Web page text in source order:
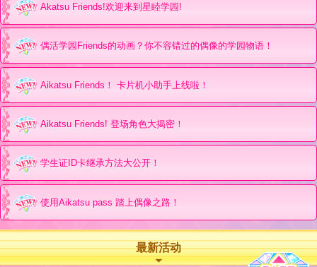
Akatsu Friends!欢迎来到星睦学园!
偶活学园Friends的动画？你不容错过的偶像的学园物语！
Aikatsu Friends！ 卡片机小助手上线啦！
Aikatsu Friends! 登场角色大揭密！
学生证ID卡继承方法大公开！
使用Aikatsu pass 踏上偶像之路！
最新活动